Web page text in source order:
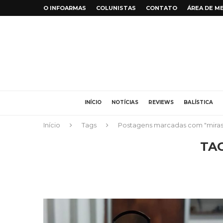
O INFOARMAS COLUNISTAS CONTATO ÁREA DE
INÍCIO NOTÍCIAS REVIEWS BALÍSTICA
Início Tags Postagens marcadas com